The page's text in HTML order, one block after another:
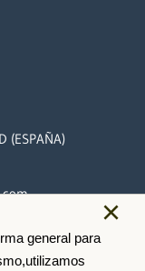
×
general para
(ESPAÑA)